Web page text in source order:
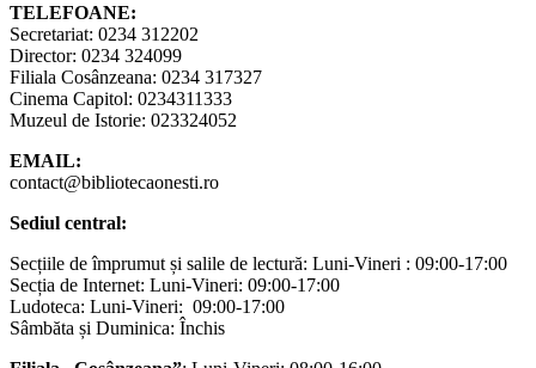
TELEFOANE:
Secretariat: 0234 312202
Director: 0234 324099
Filiala Cosânzeana: 0234 317327
Cinema Capitol: 0234311333
Muzeul de Istorie: 023324052
EMAIL:
contact@bibliotecaonesti.ro
Sediul central:
Secțiile de împrumut și salile de lectură: Luni-Vineri : 09:00-17:00
Secția de Internet: Luni-Vineri: 09:00-17:00
Ludoteca: Luni-Vineri: 09:00-17:00
Sâmbăta și Duminica: Închis